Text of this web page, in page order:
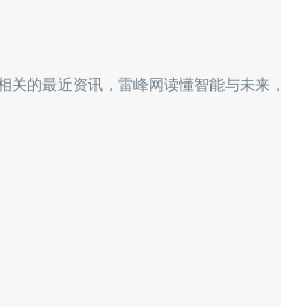
关的最近资讯，雷峰网读懂智能与未来